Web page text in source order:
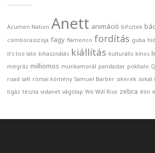
Acumen Nation Anett animáció bifsztek
csimborasszója fagy flamenco fordítás guba híd
it's too late kihasználás kiállítás kulturális kínos
megráz milliomos munkamorál pandastar pokhalo
road salt római kömény Samuel Barber sikerek sokat
tigáz tészta vidanet vágólap We Will Rise zebra élni